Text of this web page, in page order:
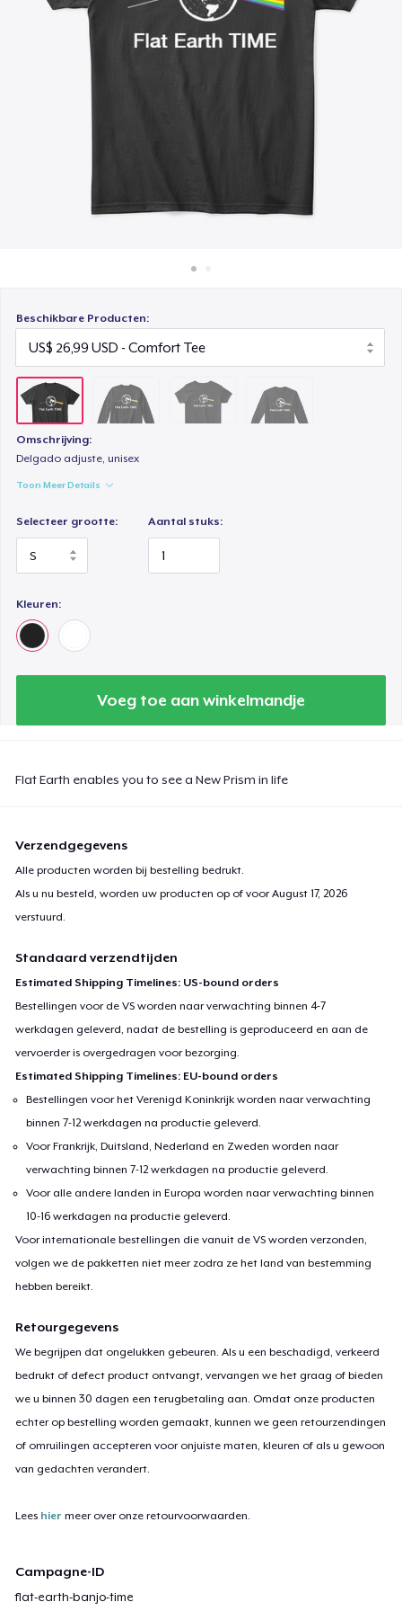
Verkoop overal
Beschikbare Producten:
Omschrijving:
Delgado adjuste, unisex
Toon Meer Details
Selecteer grootte: Aantal stuks:
Kleuren:
Voeg toe aan winkelmandje
Flat Earth enables you to see a New Prism in life
Verzendgegevens
Alle producten worden bij bestelling bedrukt.
Als u nu besteld, worden uw producten op of voorAugust 17, 2026
verstuurd.
Standaard verzendtijden
Estimated Shipping Timelines: US-bound orders
Bestellingen voor de VS worden naar verwachting binnen 4-7
werkdagen geleverd, nadat de bestelling is geproduceerd en aan de
vervoerder is overgedragen voor bezorging.
Estimated Shipping Timelines: EU-bound orders
Bestellingen voor het Verenigd Koninkrijk worden naar verwachting
binnen 7-12 werkdagen na productie geleverd.
Voor Frankrijk, Duitsland, Nederland en Zweden worden naar
verwachting binnen 7-12 werkdagen na productie geleverd.
Voor alle andere landen in Europa worden naar verwachting binnen
10-16 werkdagen na productie geleverd.
Voor internationale bestellingen die vanuit de VS worden verzonden,
volgen we de pakketten niet meer zodra ze het land van bestemming
hebben bereikt.
Retourgegevens
We begrijpen dat ongelukken gebeuren. Als u een beschadigd, verkeerd
bedrukt of defect product ontvangt, vervangen we het graag of bieden
we u binnen 30 dagen een terugbetaling aan. Omdat onze producten
echter op bestelling worden gemaakt, kunnen we geen retourzendingen
of omruilingen accepteren voor onjuiste maten, kleuren of als u gewoon
van gedachten verandert.
Lees hier meer over onze retourvoorwaarden.
Campagne-ID
flat-earth-banjo-time
Women's Classic Tee
US$ 26,99